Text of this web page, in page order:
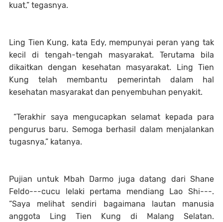
kuat,” tegasnya.
Ling Tien Kung, kata Edy, mempunyai peran yang tak
kecil di tengah-tengah masyarakat. Terutama bila
dikaitkan dengan kesehatan masyarakat. Ling Tien
Kung telah membantu pemerintah dalam hal
kesehatan masyarakat dan penyembuhan penyakit.
“Terakhir saya mengucapkan selamat kepada para
pengurus baru. Semoga berhasil dalam menjalankan
tugasnya,” katanya.
Pujian untuk Mbah Darmo juga datang dari Shane
Feldo---cucu lelaki pertama mendiang Lao Shi---.
“Saya melihat sendiri bagaimana lautan manusia
anggota Ling Tien Kung di Malang Selatan.